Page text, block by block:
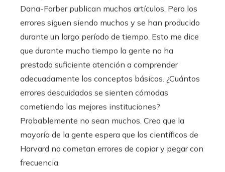
Dana-Farber publican muchos artículos. Pero los
errores siguen siendo muchos y se han producido
durante un largo período de tiempo. Esto me dice
que durante mucho tiempo la gente no ha
prestado suficiente atención a comprender
adecuadamente los conceptos básicos. ¿Cuántos
errores descuidados se sienten cómodas
cometiendo las mejores instituciones?
Probablemente no sean muchos. Creo que la
mayoría de la gente espera que los científicos de
Harvard no cometan errores de copiar y pegar con
frecuencia.